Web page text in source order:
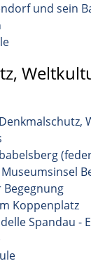
und sein
Museumsinsel
Koppenplatz
Spandau -